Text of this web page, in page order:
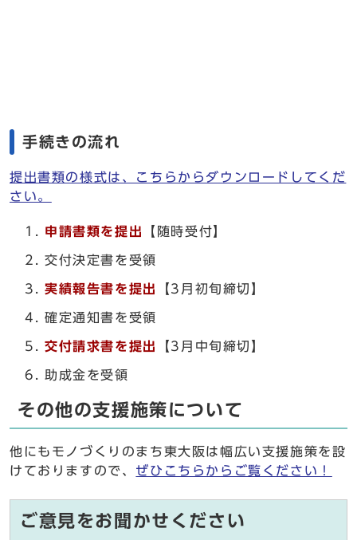
手続きの流れ
提出書類の様式は、こちらからダウンロードしてくだ
さい。
申請書類を提出 【随時受付】
交付決定書を受領
実績報告書を提出 【3月初旬締切】
確定通知書を受領
交付請求書を提出 【3月中旬締切】
助成金を受領
その他の支援施策について
他にもモノづくりのまち東大阪は幅広い支援施策を設
けておりますので、 ぜひこちらからご覧ください！
ご意見をお聞かせください